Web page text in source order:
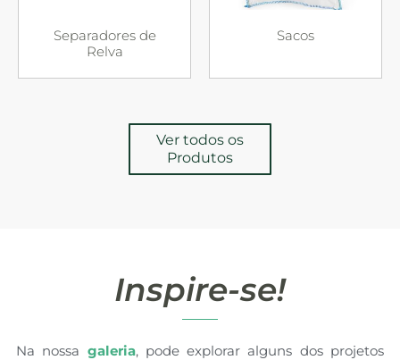
Separadores de
Relva
Sacos
Ver todos os
Produtos
Inspire-se!
Na nossa galeria, pode explorar alguns dos projetos